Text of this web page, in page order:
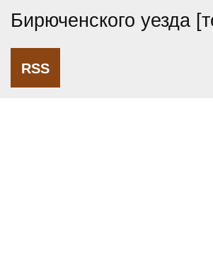
Бирюченского уезда
RSS